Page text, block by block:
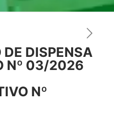
DISPENSA
Nº 03/2026
Nº